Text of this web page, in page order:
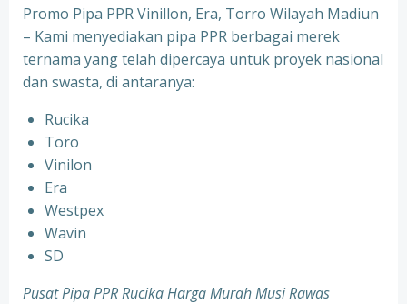
Promo Pipa PPR Vinillon, Era, Torro Wilayah Madiun
– Kami menyediakan pipa PPR berbagai merek
ternama yang telah dipercaya untuk proyek nasional
dan swasta, di antaranya:
Rucika
⁠Toro
⁠Vinilon
⁠Era
⁠Westpex
⁠Wavin
⁠SD
Pusat Pipa PPR Rucika Harga Murah Musi Rawas